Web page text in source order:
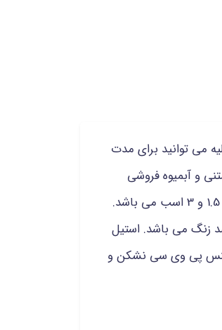
می توانید برای مدت
و آبمیوه فروشی
ها، کافی شاپ ها، کافه ها، ویتامینه فروشی ها و... می باشد. موتور به کار گرفته شده برای تولید بستنی ساز شمس دارای قدرتی معادل با 1.5 و 3 اسب می باشد.
زنگ می باشد. استیل
جنس پی وی سی نشکن و